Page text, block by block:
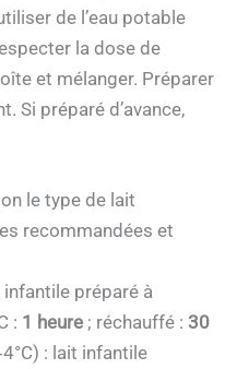
de l’eau potable
la dose de
et mélanger. Préparer
Si préparé d’avance,
le type de lait
recommandées et
préparé à
: 1 heure ; réchauffé : 30
: lait infantile